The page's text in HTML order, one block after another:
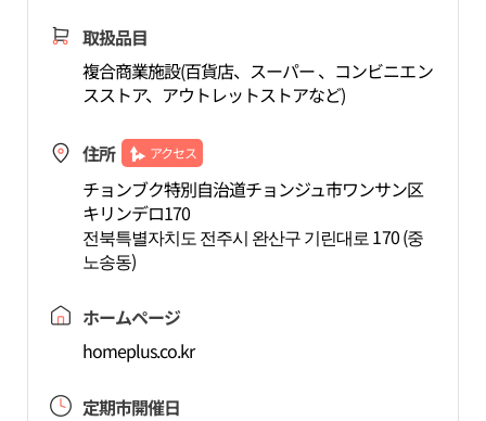
取扱品目
複合商業施設(百貨店、スーパー 、コンビニエン
スストア、アウトレットストアなど)
住所 アクセス
チョンブク特別自治道チョンジュ市ワンサン区
キリンデロ170
전북특별자치도 전주시 완산구 기린대로 170 (중
노송동)
ホームページ
homeplus.co.kr
定期市開催日